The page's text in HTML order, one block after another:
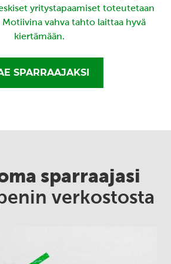
yritystapaamiset toteutetaan
vahva tahto laittaa hyvä
kiertämään.
SPARRAAJAKSI
sparraajasi
verkostosta